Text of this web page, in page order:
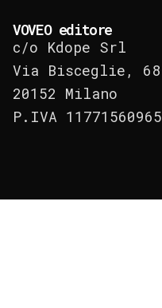
VOVEO editore
c/o Kdope Srl
Via Bisceglie, 68
20152 Milano
P.IVA 11771560965